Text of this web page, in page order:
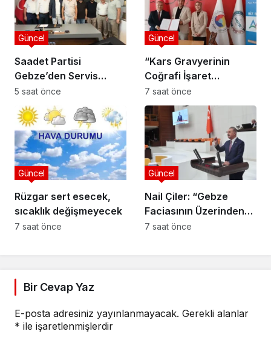
Saadet Partisi
Gebze’den Servis
Esnafına Destek
Ziyareti: “Sektörde
Adalet Sağlanmalı”
Güncel
5 saat önce
“Kars Gravyerinin
Coğrafi İşaret
Niteliğinin
Güçlendirilmesi
Projesi”
Güncel
7 saat önce
Rüzgar sert esecek,
sıcaklık değişmeyecek
Güncel
7 saat önce
Nail Çiler: “Gebze
Faciasının Üzerinden
280 Gün Geçti,
Güncel
7 saat önce
Bir Cevap Yaz
E-posta adresiniz yayınlanmayacak. Gerekli alanlar
* ile işaretlenmişlerdir